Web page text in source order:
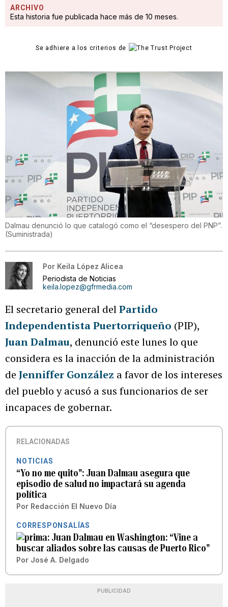
ARCHIVO
Esta historia fue publicada hace más de 10 meses.
Se adhiere a los criterios de
Dalmau denunció lo que catalogó como el “desespero del PNP”.
(Suministrada)
Por Keila López Alicea
Periodista de Noticias
keila.lopez@gfrmedia.com
El secretario general delPartido
Independentista Puertorriqueño (PIP),
Juan Dalmau, denunció este lunes lo que
considera es la inacción de la administración
de Jenniffer González a favor de los intereses
del pueblo y acusó a sus funcionarios de ser
incapaces de gobernar.
RELACIONADAS
NOTICIAS
“Yo no me quito”: Juan Dalmau asegura que
episodio de salud no impactará su agenda
política
Por Redacción El Nuevo Día
CORRESPONSALÍAS
Juan Dalmau en Washington: “Vine a
buscar aliados sobre las causas de Puerto Rico”
Por José A. Delgado
PUBLICIDAD